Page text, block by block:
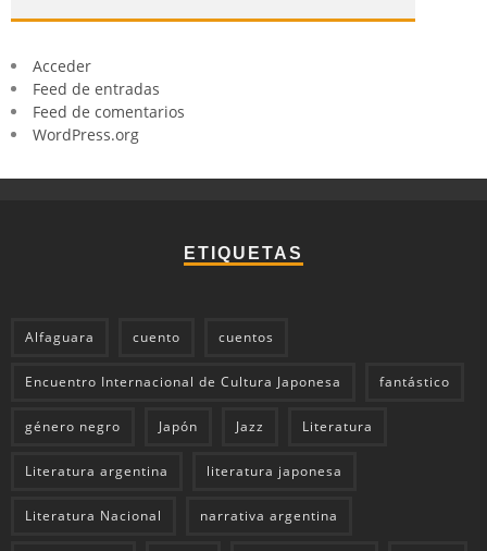
Acceder
Feed de entradas
Feed de comentarios
WordPress.org
ETIQUETAS
Alfaguara cuento cuentos
Encuentro Internacional de Cultura Japonesa fantástico
género negro Japón Jazz Literatura
Literatura argentina literatura japonesa
Literatura Nacional narrativa argentina